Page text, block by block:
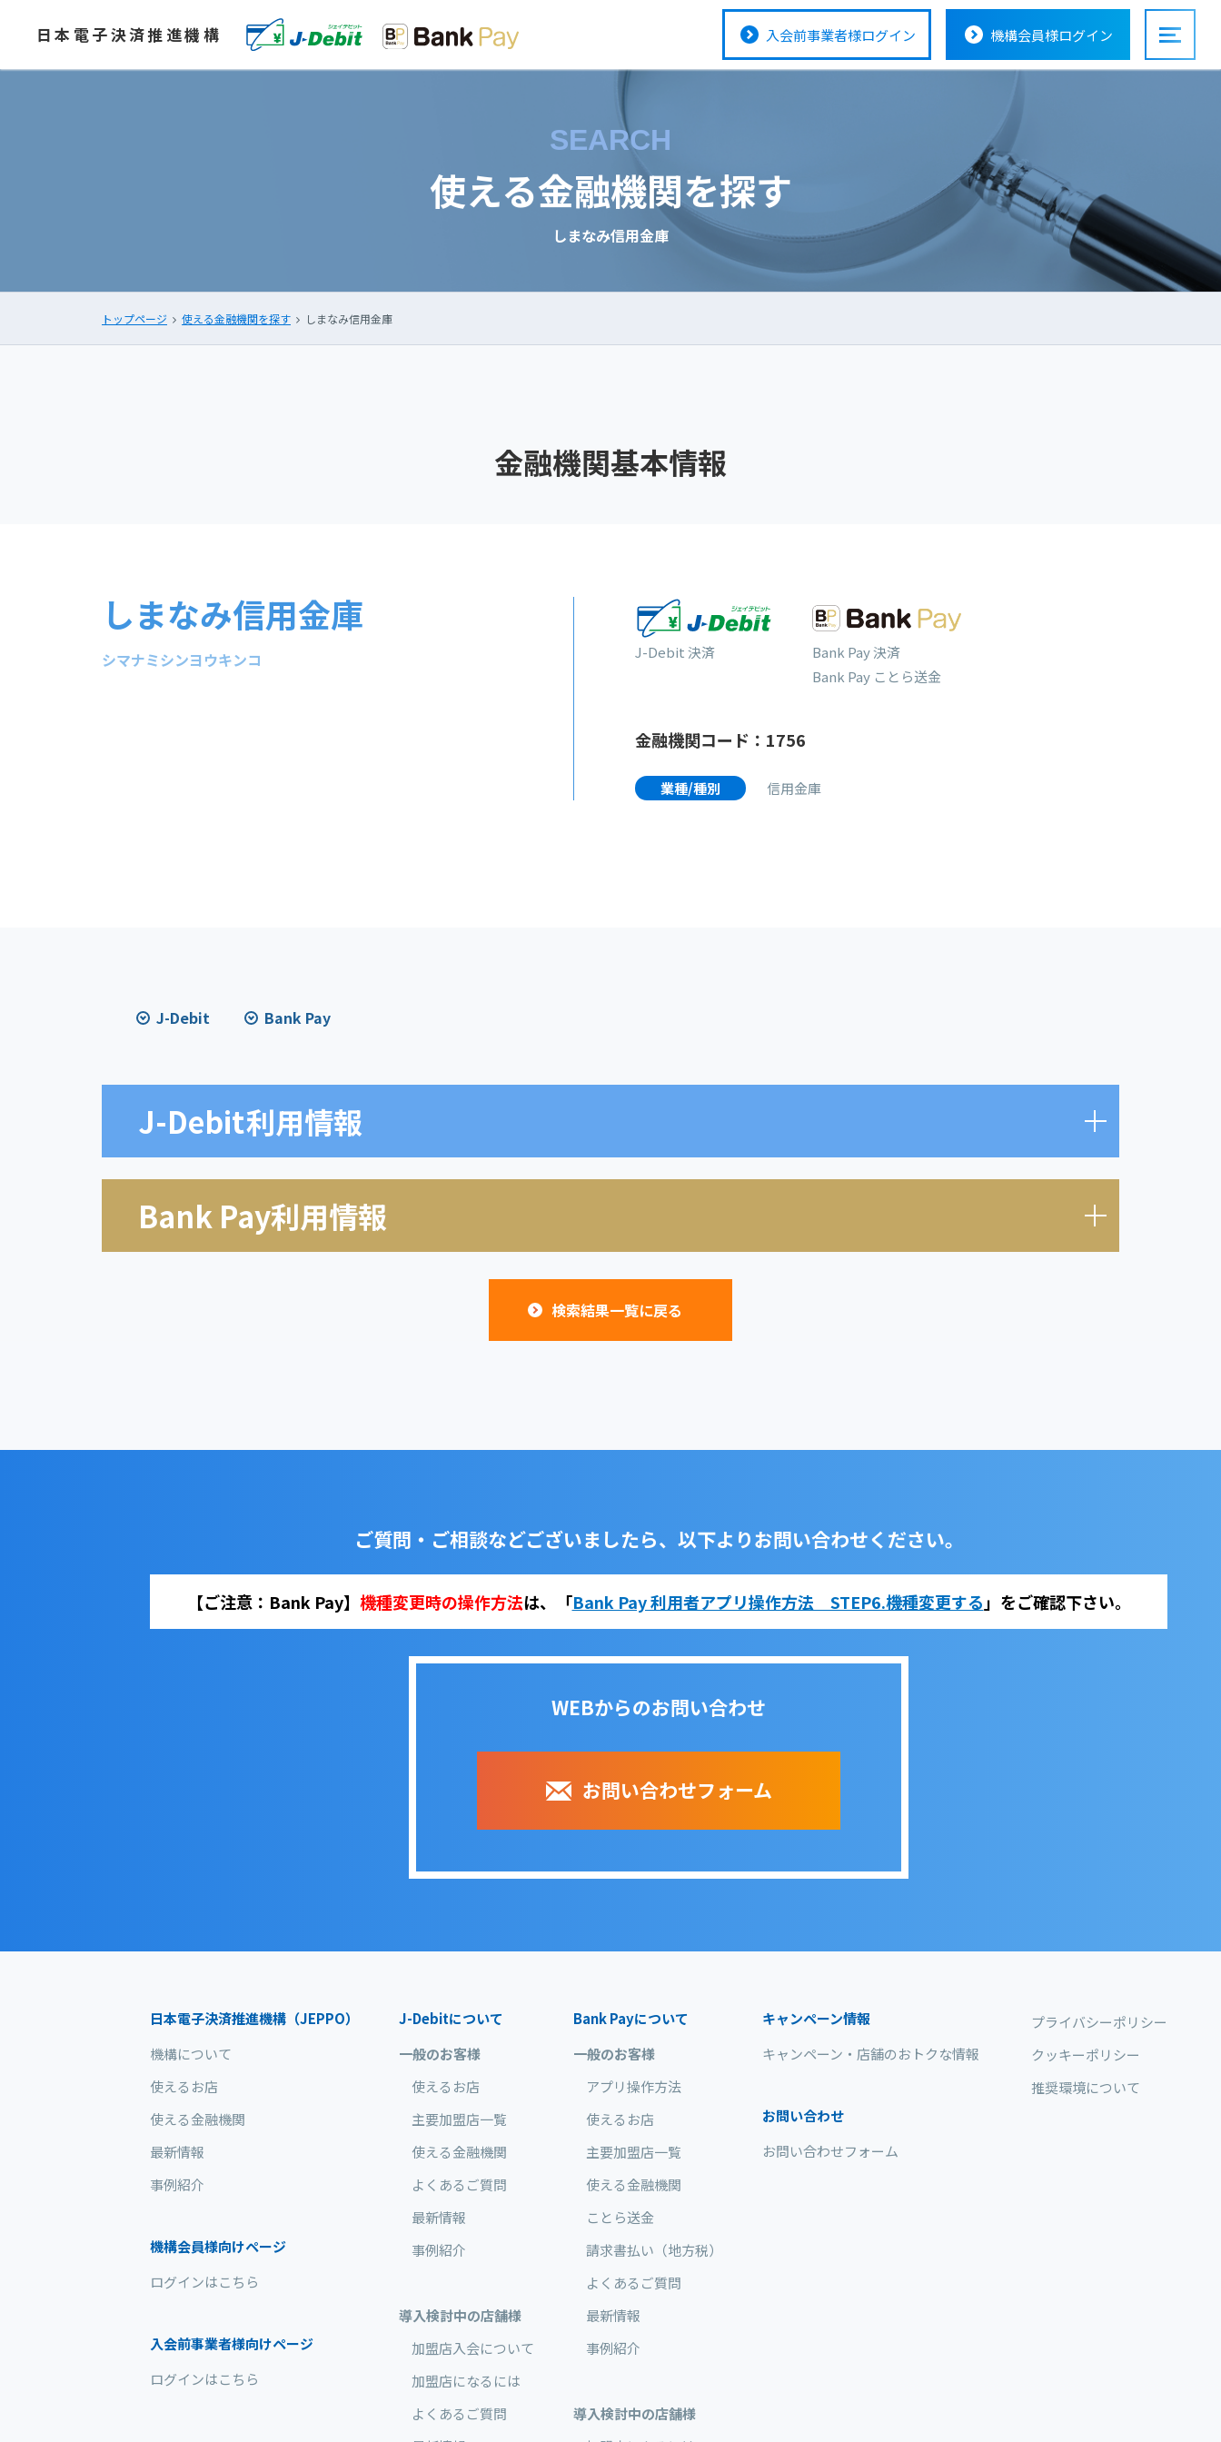
日本電子決済推進機構 入会前事業者様ログイン 機構会員様ログイン
SEARCH
使える金融機関を探す
しまなみ信用金庫
トップページ 使える金融機関を探す しまなみ信用金庫
金融機関基本情報
しまなみ信用金庫
シマナミシンヨウキンコ J-Debit 決済
Bank Pay 決済
Bank Pay ことら送金
金融機関コード：1756
業種/種別 信用金庫
J-Debit Bank Pay
J-Debit利用情報
Bank Pay利用情報
検索結果一覧に戻る
ご質問・ご相談などございましたら、 以下よりお問い合わせください。
【ご注意：Bank Pay】 機種変更時の操作方法は、 「Bank Pay 利用者アプリ操作方法 STEP6.機種変更する 」をご確認下さい。
WEBからのお問い合わせ
お問い合わせフォーム
日本電子決済推進機構（JEPPO）
機構について
使えるお店
使える金融機関
最新情報
事例紹介
機構会員様向けページ
ログインはこちら
入会前事業者様向けページ
ログインはこちら
J-Debitについて
一般のお客様
使えるお店
主要加盟店一覧
使える金融機関
よくあるご質問
最新情報
事例紹介
導入検討中の店舗様
加盟店入会について
加盟店になるには
よくあるご質問
Bank Payについて
一般のお客様
アプリ操作方法
使えるお店
主要加盟店一覧
使える金融機関
ことら送金
請求書払い（地方税）
よくあるご質問
最新情報
事例紹介
導入検討中の店舗様
キャンペーン情報
キャンペーン・店舗のおトクな情報
お問い合わせ
お問い合わせフォーム
プライバシーポリシー
クッキーポリシー
推奨環境について